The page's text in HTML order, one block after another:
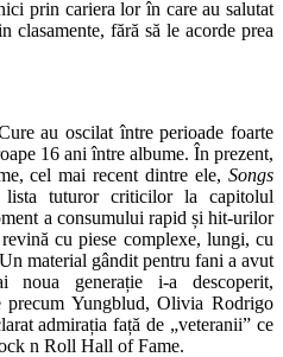
prin cariera lor în care au salutat
clasamente, fără să le acorde prea
au oscilat între perioade foarte
16 ani între albume. În prezent,
cel mai recent dintre ele, Songs
tuturor criticilor la capitolul
a consumului rapid și hit-urilor
cu piese complexe, lungi, cu
material gândit pentru fani a avut
noua generație i-a descoperit,
Yungblud, Olivia Rodrigo
admirația față de „veteranii” ce
n Roll Hall of Fame.